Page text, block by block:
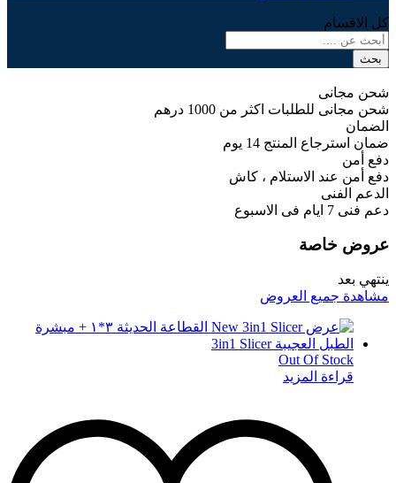
كل الاقسام
بحث
شحن مجانى
شحن مجانى للطلبات اكثر من 1000 درهم
الضمان
ضمان استرجاع المنتج 14 يوم
دفع أمن
دفع أمن عند الاستلام ، كاش
الدعم الفنى
دعم فنى 7 ايام فى الاسبوع
عروض خاصة
ينتهي بعد
مشاهدة جميع العروض
Out Of Stock
قراءة المزيد